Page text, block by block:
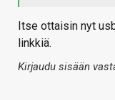
Itse ottaisin nyt
linkkiä.
Kirjaudu sisään